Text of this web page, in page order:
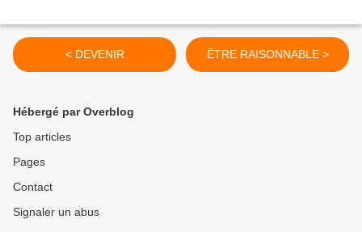
< DEVENIR ÊTRE RAISONNABLE >
Hébergé par Overblog
Top articles
Pages
Contact
Signaler un abus